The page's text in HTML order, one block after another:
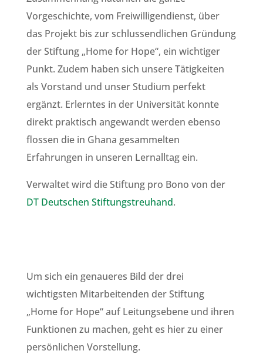
Vorgeschichte, vom Freiwilligendienst, über
das Projekt bis zur schlussendlichen Gründung
der Stiftung „Home for Hope“, ein wichtiger
Punkt. Zudem haben sich unsere Tätigkeiten
als Vorstand und unser Studium perfekt
ergänzt. Erlerntes in der Universität konnte
direkt praktisch angewandt werden ebenso
flossen die in Ghana gesammelten
Erfahrungen in unseren Lernalltag ein.
Verwaltet wird die Stiftung pro Bono von der
DT Deutschen Stiftungstreuhand.
Um sich ein genaueres Bild der drei
wichtigsten Mitarbeitenden der Stiftung
„Home for Hope“ auf Leitungsebene und ihren
Funktionen zu machen, geht es hier zu einer
persönlichen Vorstellung.